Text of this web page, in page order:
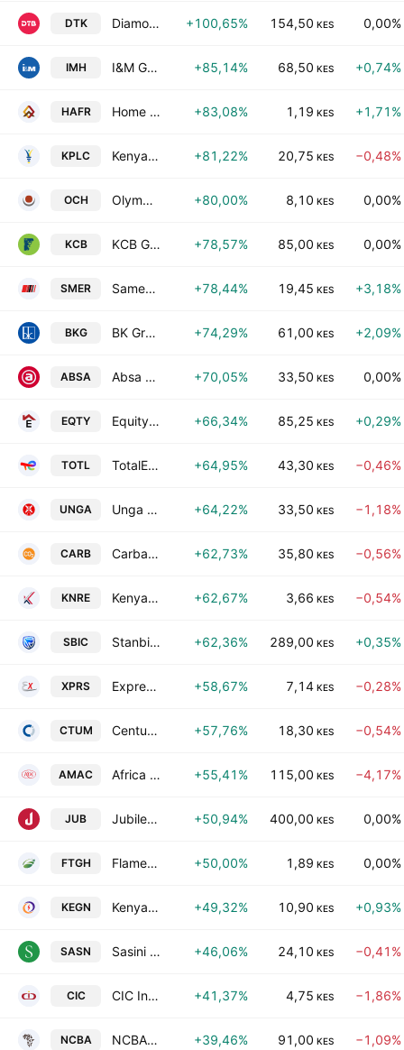
DTK Diamond Trust Bank Kenya Ltd. +100,65% 154,50 KES 0,00%
IMH I&M Group Plc +85,14% 68,50 KES +0,74%
HAFR Home Afrika Ltd. +83,08% 1,19 KES +1,71%
KPLC Kenya Power & Lighting Company Plc +81,22% 20,75 KES −0,48%
OCH Olympia Capital Holdings Limited +80,00% 8,10 KES 0,00%
KCB KCB Group PLC +78,57% 85,00 KES 0,00%
SMER Sameer Africa PLC +78,44% 19,45 KES +3,18%
BKG BK Group Plc +74,29% 61,00 KES +2,09%
ABSA Absa Bank Kenya Plc +70,05% 33,50 KES 0,00%
EQTY Equity Group Holdings Limited +66,34% 85,25 KES +0,29%
TOTL TotalEnergies Marketing Kenya Plc +64,95% 43,30 KES −0,46%
UNGA Unga Group PLC +64,22% 33,50 KES −1,18%
CARB Carbacid Investments Ltd +62,73% 35,80 KES −0,56%
KNRE Kenya Re-Insurance Corporation Ltd. +62,67% 3,66 KES −0,54%
SBIC Stanbic Holdings Plc +62,36% 289,00 KES +0,35%
XPRS Express Kenya Ltd +58,67% 7,14 KES −0,28%
CTUM Centum Investment Company PLC +57,76% 18,30 KES −0,54%
AMAC Africa Mega Agricorp PLC +55,41% 115,00 KES −4,17%
JUB Jubilee Holdings Ltd +50,94% 400,00 KES 0,00%
FTGH Flame Tree Group Holdings Ltd +50,00% 1,89 KES 0,00%
KEGN Kenya Electricity Generating Company PLC +49,32% 10,90 KES +0,93%
SASN Sasini PLC +46,06% 24,10 KES −0,41%
CIC CIC Insurance Group PLC +41,37% 4,75 KES −1,86%
NCBA NCBA Group PLC +39,46% 91,00 KES −1,09%